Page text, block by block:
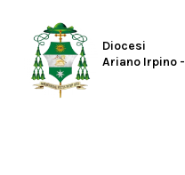
Diocesi
Ariano Irpino